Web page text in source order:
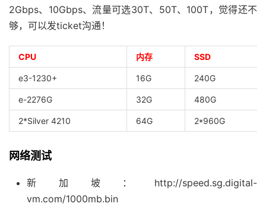
2Gbps、10Gbps、流量可选30T、50T、100T，觉得还不
够，可以发ticket沟通！
CPU 内存 SSD
e3-1230+ 16G 240G
e-2276G 32G 480G
2*Silver 4210 64G 2*960G
网络测试
新加坡：http://speed.sg.digital-
vm.com/1000mb.bin